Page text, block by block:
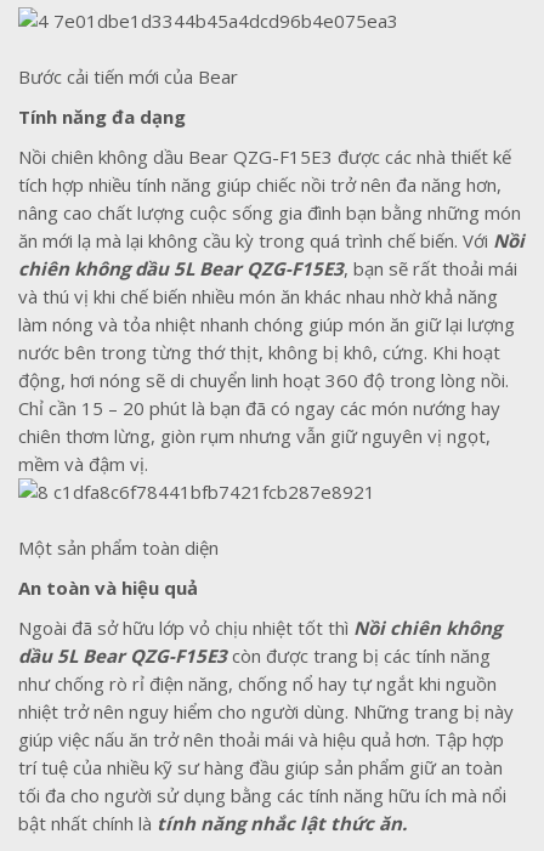
Bước cải tiến mới của Bear
Tính năng đa dạng
Nồi chiên không dầu Bear QZG-F15E3 được các nhà thiết kế
tích hợp nhiều tính năng giúp chiếc nồi trở nên đa năng hơn,
nâng cao chất lượng cuộc sống gia đình bạn bằng những món
ăn mới lạ mà lại không cầu kỳ trong quá trình chế biến. Với Nồi
chiên không dầu 5L Bear QZG-F15E3, bạn sẽ rất thoải mái
và thú vị khi chế biến nhiều món ăn khác nhau nhờ khả năng
làm nóng và tỏa nhiệt nhanh chóng giúp món ăn giữ lại lượng
nước bên trong từng thớ thịt, không bị khô, cứng. Khi hoạt
động, hơi nóng sẽ di chuyển linh hoạt 360 độ trong lòng nồi.
Chỉ cần 15 – 20 phút là bạn đã có ngay các món nướng hay
chiên thơm lừng, giòn rụm nhưng vẫn giữ nguyên vị ngọt,
mềm và đậm vị.
Một sản phẩm toàn diện
An toàn và hiệu quả
Ngoài đã sở hữu lớp vỏ chịu nhiệt tốt thì Nồi chiên không
dầu 5L Bear QZG-F15E3còn được trang bị các tính năng
như chống rò rỉ điện năng, chống nổ hay tự ngắt khi nguồn
nhiệt trở nên nguy hiểm cho người dùng. Những trang bị này
giúp việc nấu ăn trở nên thoải mái và hiệu quả hơn. Tập hợp
trí tuệ của nhiều kỹ sư hàng đầu giúp sản phẩm giữ an toàn
tối đa cho người sử dụng bằng các tính năng hữu ích mà nổi
bật nhất chính là tính năng nhắc lật thức ăn.